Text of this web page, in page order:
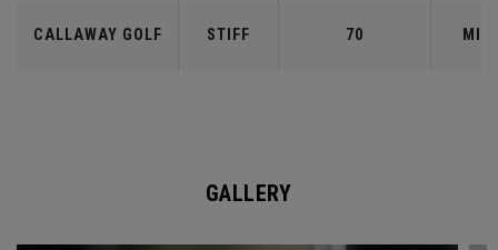
CALLAWAY GOLF STIFF 70 MID
GALLERY